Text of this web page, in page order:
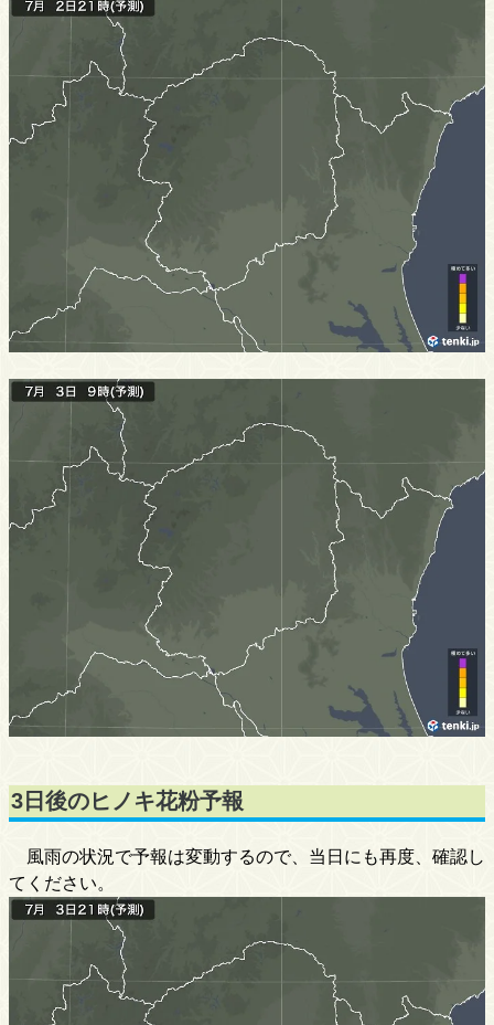
3日後のヒノキ花粉予報
風雨の状況で予報は変動するので、当日にも再度、確認し
てください。